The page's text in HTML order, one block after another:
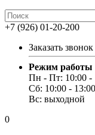
+7 (926) 01-20-200
Заказать звонок
Режим работы
Пн - Пт: 10:00 -
Сб: 10:00 -
Вс: выходной
0